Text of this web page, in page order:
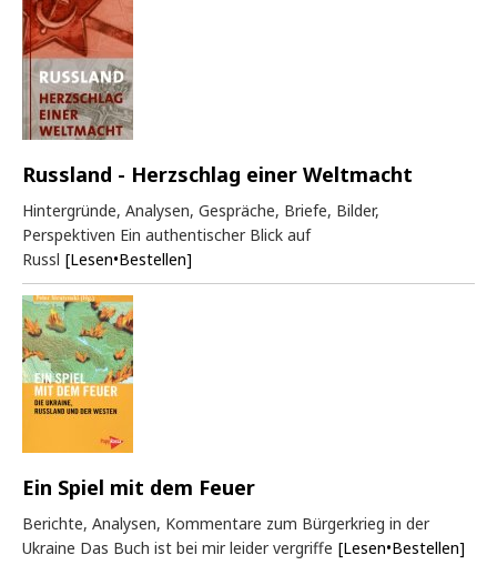
Russland - Herzschlag einer Weltmacht
Hintergründe, Analysen, Gespräche, Briefe, Bilder,
Perspektiven Ein authentischer Blick auf
Russl [Lesen•Bestellen]
Ein Spiel mit dem Feuer
Berichte, Analysen, Kommentare zum Bürgerkrieg in der
Ukraine Das Buch ist bei mir leider vergriffe [Lesen•Bestellen]